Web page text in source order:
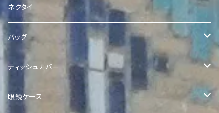
Quroqコインポーチ
クラッチ
Quroqブックカバー
ネクタイ
バッグ
Quilted Ikat Bag with Pom-Poms
Quilted Ikat Tote Bag
ティッシュカバー
ボックスティッシュカバー
眼鏡ケース